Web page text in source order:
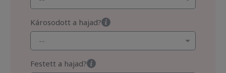
Károsodott a hajad?
Festett a hajad?